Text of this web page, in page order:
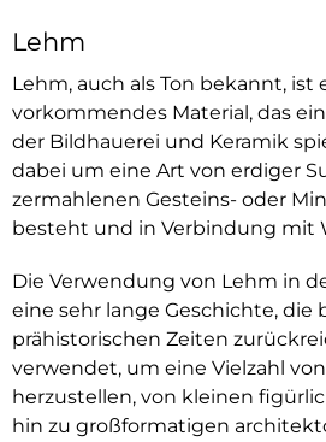
Lehm
Lehm, auch als Ton bekannt, ist
vorkommendes Material, das
der Bildhauerei und Keramik
dabei um eine Art von erdiger
zermahlenen Gesteins- oder
besteht und in Verbindung mit
Die Verwendung von Lehm in
eine sehr lange Geschichte, die
prähistorischen Zeiten
verwendet, um eine Vielzahl
herzustellen, von kleinen
hin zu großformatigen